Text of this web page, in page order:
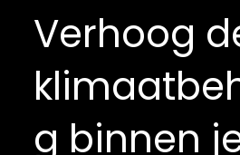
Verhoog
g binnen